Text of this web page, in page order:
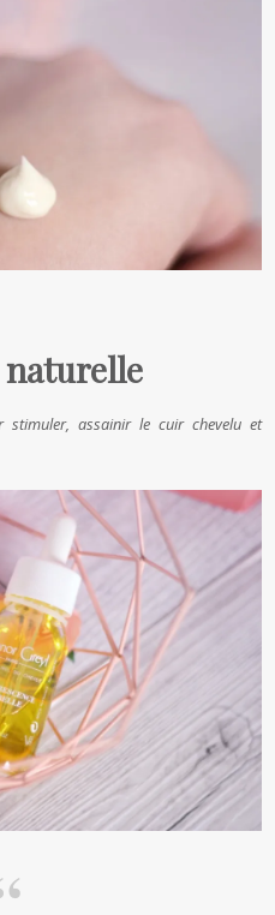
naturelle
stimuler, assainir le cuir chevelu et